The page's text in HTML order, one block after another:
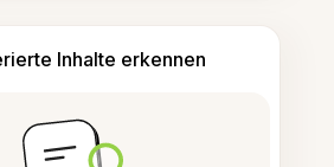
Inhalte erkennen